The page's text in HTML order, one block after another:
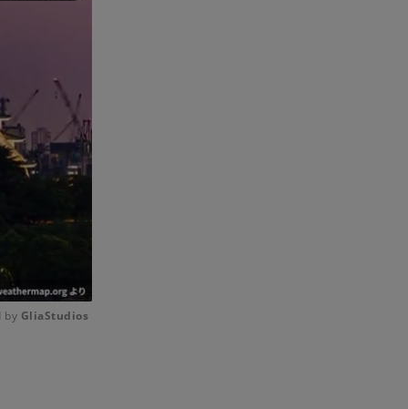
by GliaStudios